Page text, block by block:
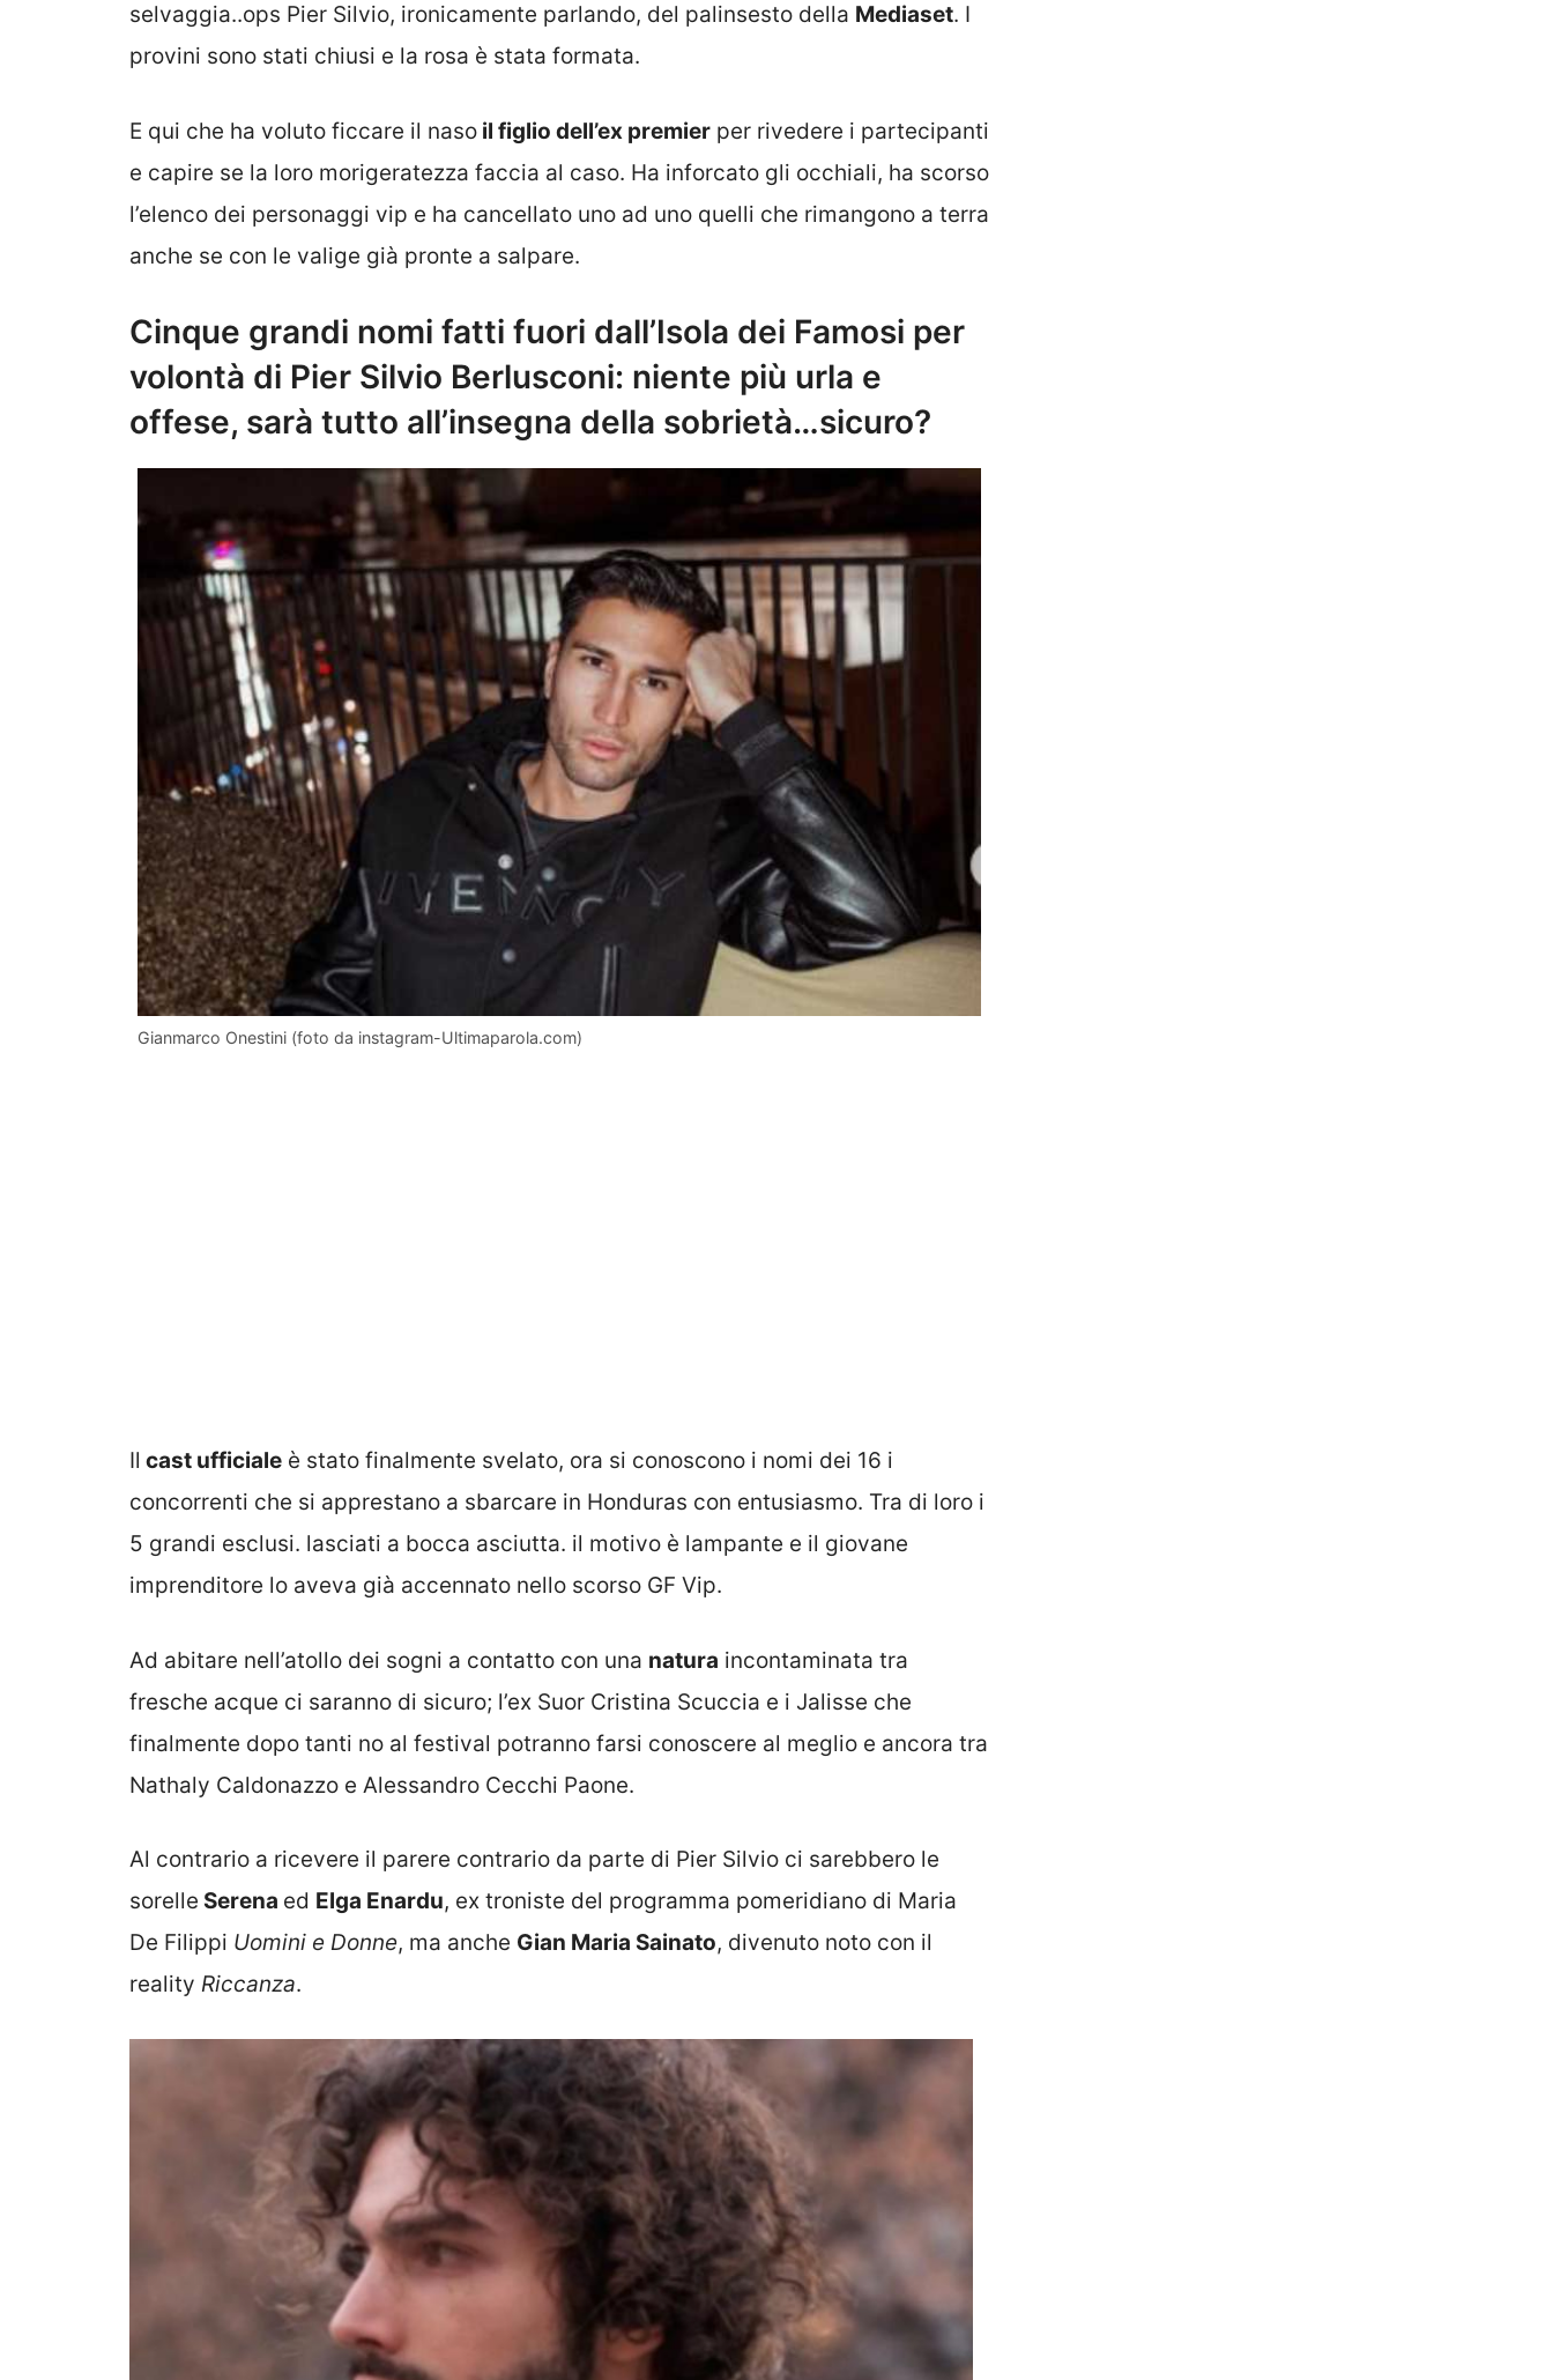
selvaggia..ops Pier Silvio, ironicamente parlando, del palinsesto della Mediaset. I
provini sono stati chiusi e la rosa è stata formata.
E qui che ha voluto ficcare il naso il figlio dell’ex premier per rivedere i partecipanti
e capire se la loro morigeratezza faccia al caso. Ha inforcato gli occhiali, ha scorso
l’elenco dei personaggi vip e ha cancellato uno ad uno quelli che rimangono a terra
anche se con le valige già pronte a salpare.
Cinque grandi nomi fatti fuori dall’Isola dei Famosi per
volontà di Pier Silvio Berlusconi: niente più urla e
offese, sarà tutto all’insegna della sobrietà…sicuro?
Gianmarco Onestini (foto da instagram-Ultimaparola.com)
Il cast ufficiale è stato finalmente svelato, ora si conoscono i nomi dei 16 i
concorrenti che si apprestano a sbarcare in Honduras con entusiasmo. Tra di loro i
5 grandi esclusi. lasciati a bocca asciutta. il motivo è lampante e il giovane
imprenditore lo aveva già accennato nello scorso GF Vip.
Ad abitare nell’atollo dei sogni a contatto con una natura incontaminata tra
fresche acque ci saranno di sicuro; l’ex Suor Cristina Scuccia e i Jalisse che
finalmente dopo tanti no al festival potranno farsi conoscere al meglio e ancora tra
Nathaly Caldonazzo e Alessandro Cecchi Paone.
Al contrario a ricevere il parere contrario da parte di Pier Silvio ci sarebbero le
sorelle Serena ed Elga Enardu, ex troniste del programma pomeridiano di Maria
De Filippi Uomini e Donne, ma anche Gian Maria Sainato, divenuto noto con il
reality Riccanza.